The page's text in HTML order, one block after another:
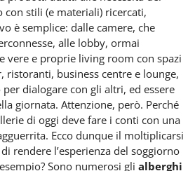
con stili (e materiali) ricercati,
è semplice: dalle camere, che
alle lobby, ormai
vere e proprie living room con spazi
business centre e lounge,
dialogare con gli altri, ed essere
giornata. Attenzione, però. Perché
di oggi deve fare i conti con una
Ecco dunque il moltiplicarsi
rendere l’esperienza del soggiorno
Sono numerosi gli alberghi